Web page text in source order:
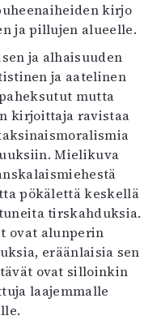
kirjo
ja pillujen alueelle.
ja alhaisuuden
ja aatelinen
mutta
kirjoittaja ravistaa
Mielikuva
pökälettä keskellä
tirskahduksia.
ovat alunperin
eräänlaisia sen
ovat silloinkin
laajemmalle